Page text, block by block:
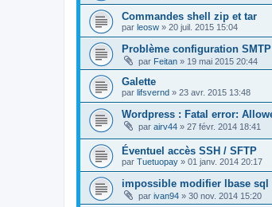
Commandes shell zip et tar
par leosw » 20 juil. 2015 15:04
Problème configuration
par Feitan » 19 mai 2015 20:44
Galette
par lifsvernd » 23 avr. 2015 13:48
Wordpress : Fatal error:
par airv44 » 27 févr. 2014 18:41
Éventuel accès SSH / SFTP
par Tuetuopay » 01 janv. 2014 20:17
impossible modifier lbase sql
par ivan94 » 30 nov. 2014 15:20